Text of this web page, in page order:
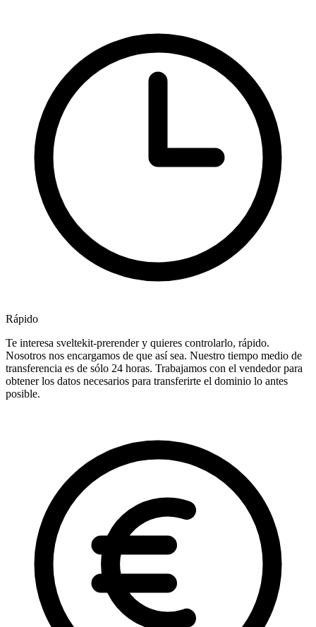
Rápido
Te interesa sveltekit-prerender y quieres controlarlo, rápido.
Nosotros nos encargamos de que así sea. Nuestro tiempo medio de
transferencia es de sólo 24 horas. Trabajamos con el vendedor para
obtener los datos necesarios para transferirte el dominio lo antes
posible.